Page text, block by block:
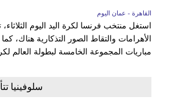
القاهرة - عمان اليوم
استغل منتخب فرنسا لكرة اليد اليوم
الأهرامات والتقاط الصور التذكارية هناك،
مباريات المجموعة الخامسة لبطولة العالم لكرة اليد رقم 27 للرجال - مصر
سلوفينيا